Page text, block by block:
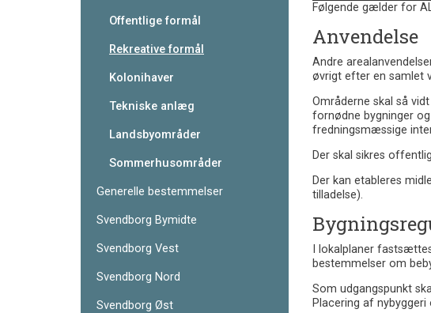
Offentlige formål
Rekreative formål
Kolonihaver
Tekniske anlæg
Landsbyområder
Sommerhusområder
Generelle bestemmelser
Svendborg Bymidte
Svendborg Vest
Svendborg Nord
Svendborg Øst
Følgende gælder for
Anvendelse
Andre
øvrigt efter en samlet
Områderne skal så
fornødne bygninger
fredningsmæssige
Der skal sikres
Der kan etableres
tilladelse).
I lokalplaner
bestemmelser om
Som udgangspunkt
Placering af